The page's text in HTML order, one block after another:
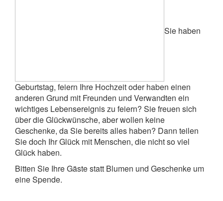
Sie haben
Geburtstag, feiern Ihre Hochzeit oder haben einen
anderen Grund mit Freunden und Verwandten ein
wichtiges Lebensereignis zu feiern? Sie freuen sich
über die Glückwünsche, aber wollen keine
Geschenke, da Sie bereits alles haben? Dann teilen
Sie doch Ihr Glück mit Menschen, die nicht so viel
Glück haben.
Bitten Sie Ihre Gäste statt Blumen und Geschenke um
eine Spende.